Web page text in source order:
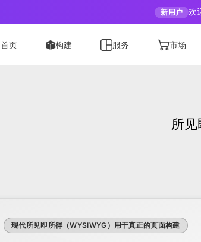
新用户 欢
首页 构建 服务 市场
所
现代所见即所得（WYSIWYG）用于真正的页面构建